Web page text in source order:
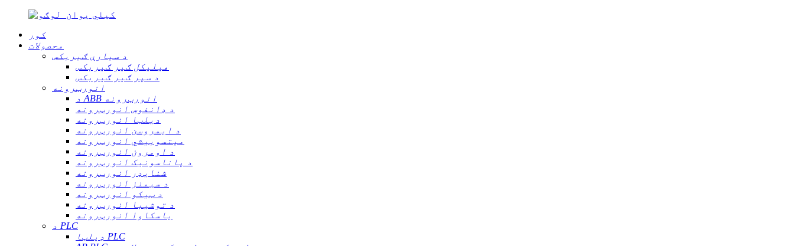
کور
محصولات
د سیارې ګیربکس
هیلیکل ګیر ګیربکس
د سپر ګیر ګیربکس
انورټرونه
د ABB انورټرونه
د ډانفوس انورټرونه
دیلټا انورټرونه
د ایمروسن انورټرونه
میتسوبیشي انورټرونه
د اومرون انورټرونه
د پاناسونیک انورټرونه
شنایډر انورټرونه
د سیمنز انورټرونه
د ټیکو انورټرونه
د توشیبا انورټرونه
یاسکاوا انورټرونه
د PLC
ډیلټا PLC